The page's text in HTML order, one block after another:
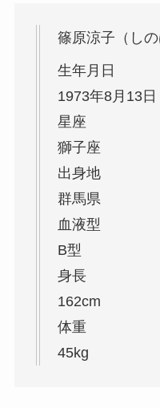
篠原涼子（しの
生年月日
1973年8月13日
星座
獅子座
出身地
群馬県
血液型
B型
身長
162cm
体重
45kg